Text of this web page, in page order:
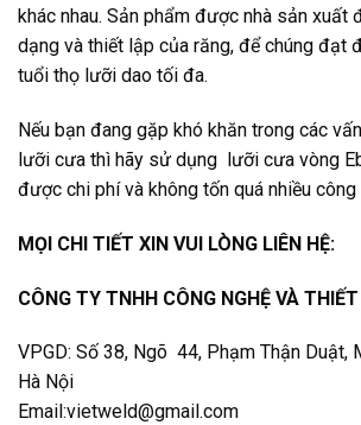
khác nhau. Sản phẩm được nhà sản xuất
dạng và thiết lập của răng, để chúng đạt
tuổi thọ lưỡi dao tối đa.
Nếu bạn đang gặp khó khăn trong các
lưỡi cưa thì hãy sử dụng lưỡi cưa vòng
được chi phí và không tốn quá nhiều công
MỌI CHI TIẾT XIN VUI LÒNG LIÊN HỆ:
CÔNG TY TNHH CÔNG NGHỆ VÀ
VPGD: Số 38, Ngõ 44, Phạm Thận Duật,
Hà Nội
Email:vietweld@gmail.com